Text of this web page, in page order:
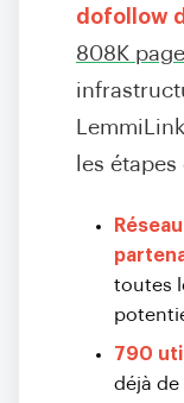
dofollow
808K
les
toutes
790
déjà de